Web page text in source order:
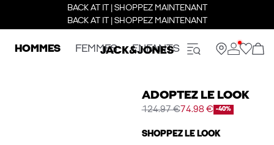
BACK AT IT | SHOPPEZ MAINTENANT
BACK AT IT | SHOPPEZ MAINTENANT
HOMMES FEMMES ENFANTS
ADOPTEZ LE LOOK
124.97 €74.98 € -40%
SHOPPEZ LE LOOK